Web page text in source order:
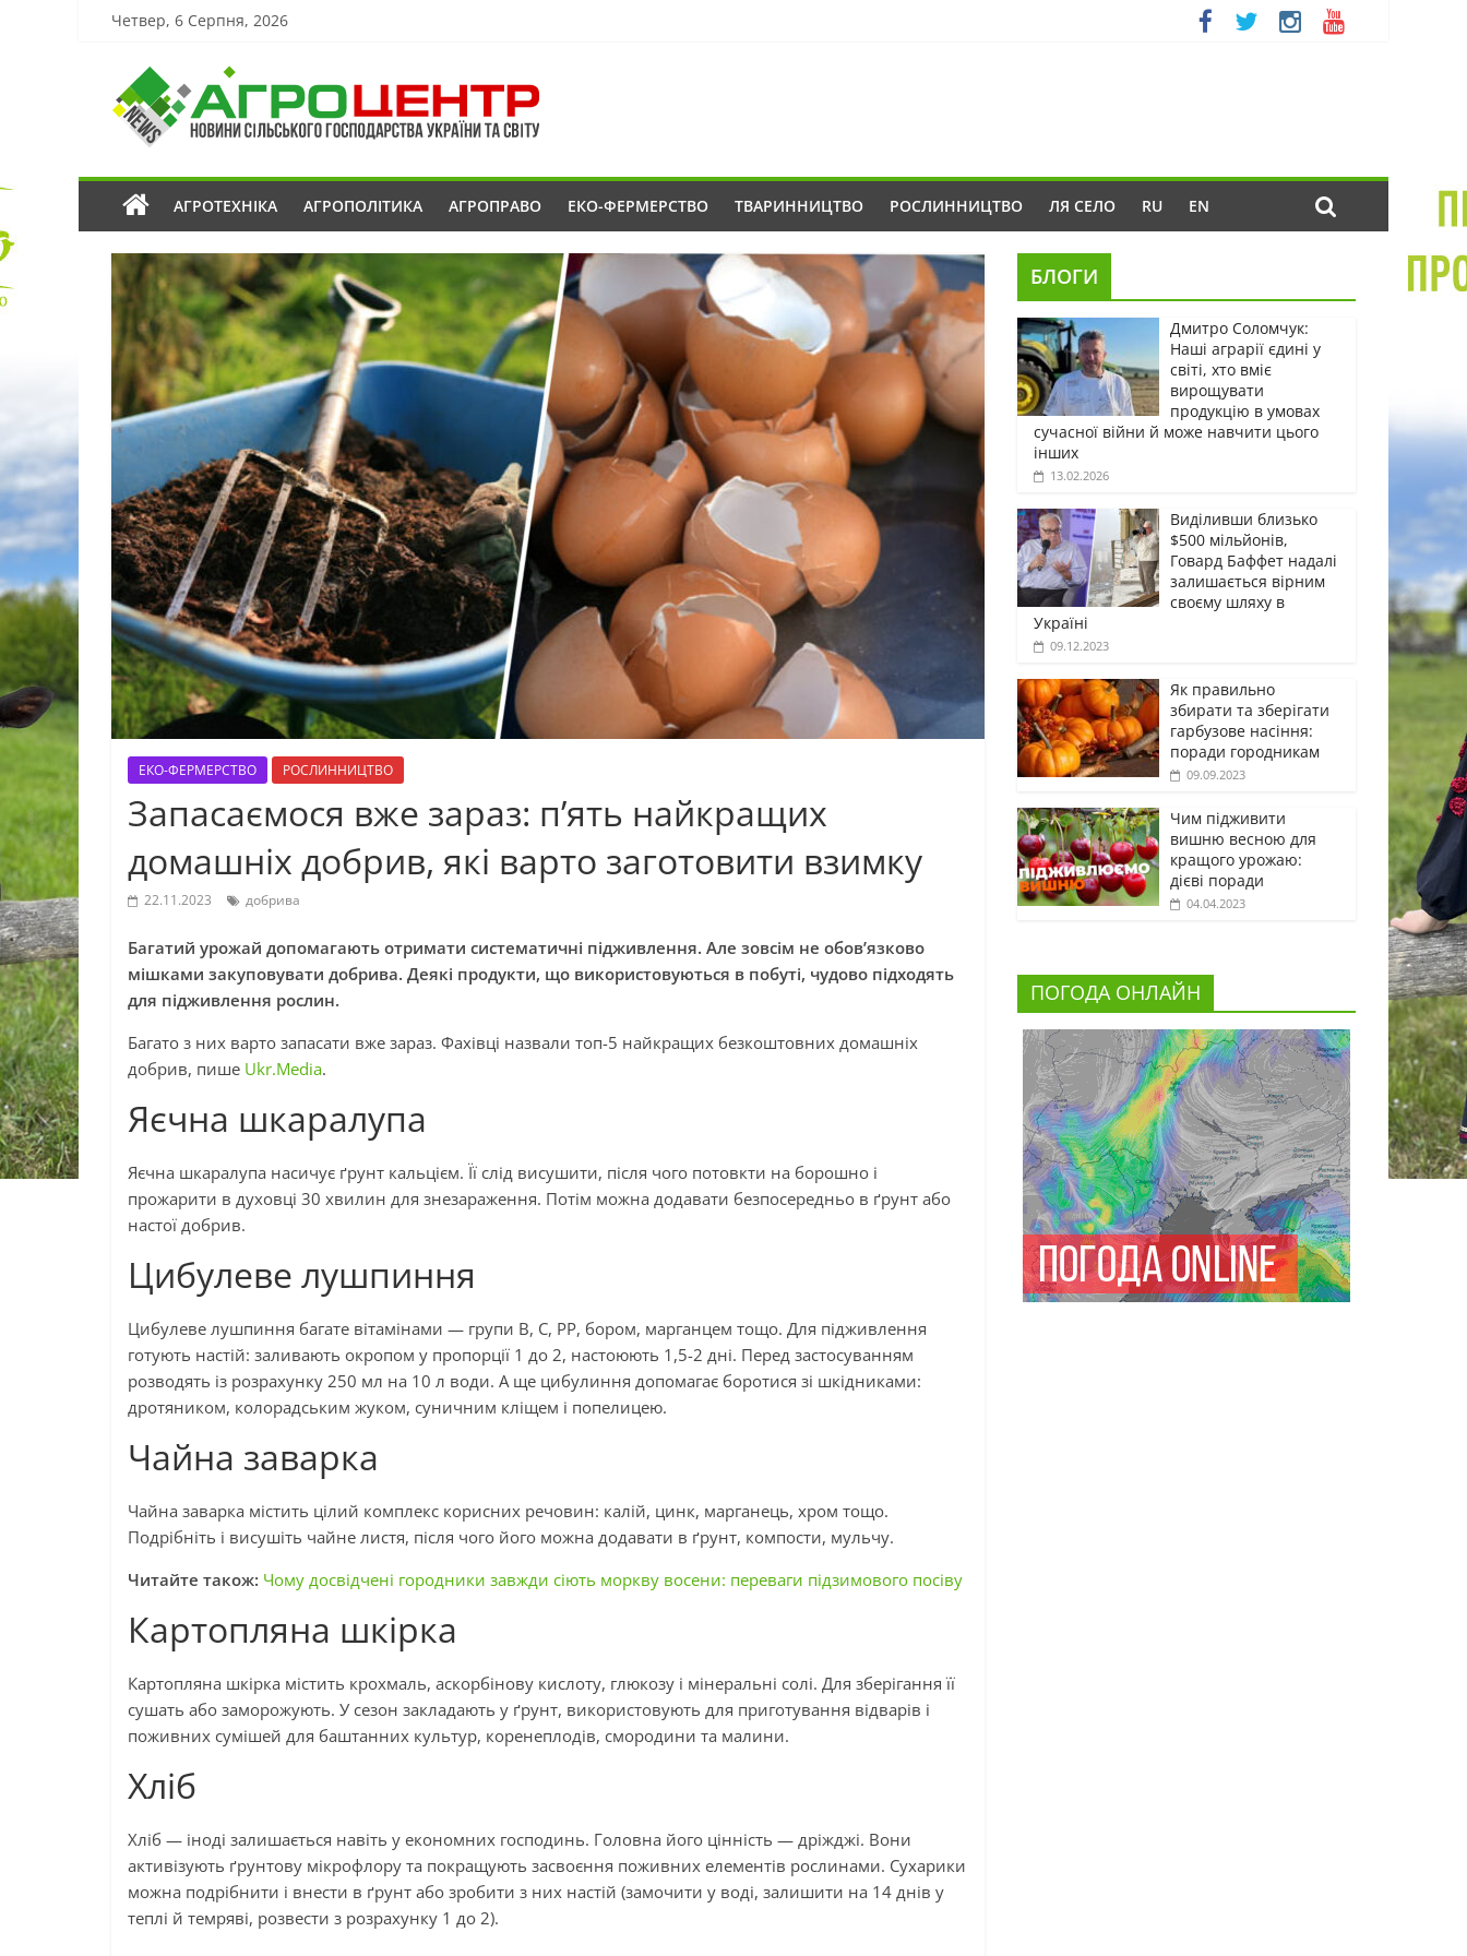
Четвер, 6 Серпня, 2026
АГРОТЕХНІКА АГРОПОЛІТИКА АГРОПРАВО ЕКО-ФЕРМЕРСТВО ТВАРИННИЦТВО РОСЛИННИЦТВО ЛЯ СЕЛО RU EN
ЕКО-ФЕРМЕРСТВО РОСЛИННИЦТВО
Запасаємося вже зараз: п’ять найкращих
домашніх добрив, які варто заготовити взимку
22.11.2023 добрива
Багатий урожай допомагають отримати систематичні підживлення. Але зовсім не обов’язково
мішками закуповувати добрива. Деякі продукти, що використовуються в побуті, чудово підходять
для підживлення рослин.
Багато з них варто запасати вже зараз. Фахівці назвали топ-5 найкращих безкоштовних домашніх
добрив, пише Ukr.Media.
Яєчна шкаралупа
Яєчна шкаралупа насичує ґрунт кальцієм. Її слід висушити, після чого потовкти на борошно і
прожарити в духовці 30 хвилин для знезараження. Потім можна додавати безпосередньо в ґрунт або
настої добрив.
Цибулеве лушпиння
Цибулеве лушпиння багате вітамінами — групи B, C, PP, бором, марганцем тощо. Для підживлення
готують настій: заливають окропом у пропорції 1 до 2, настоюють 1,5-2 дні. Перед застосуванням
розводять із розрахунку 250 мл на 10 л води. А ще цибулиння допомагає боротися зі шкідниками:
дротяником, колорадським жуком, суничним кліщем і попелицею.
Чайна заварка
Чайна заварка містить цілий комплекс корисних речовин: калій, цинк, марганець, хром тощо.
Подрібніть і висушіть чайне листя, після чого його можна додавати в ґрунт, компости, мульчу.
Читайте також: Чому досвідчені городники завжди сіють моркву восени: переваги підзимового посіву
Картопляна шкірка
Картопляна шкірка містить крохмаль, аскорбінову кислоту, глюкозу і мінеральні солі. Для зберігання її
сушать або заморожують. У сезон закладають у ґрунт, використовують для приготування відварів і
поживних сумішей для баштанних культур, коренеплодів, смородини та малини.
Хліб
Хліб — іноді залишається навіть у економних господинь. Головна його цінність — дріжджі. Вони
активізують ґрунтову мікрофлору та покращують засвоєння поживних елементів рослинами. Сухарики
можна подрібнити і внести в ґрунт або зробити з них настій (замочити у воді, залишити на 14 днів у
теплі й темряві, розвести з розрахунку 1 до 2).
БЛОГИ
Дмитро Соломчук:
Наші аграрії єдині у
світі, хто вміє
вирощувати
продукцію в умовах
сучасної війни й може навчити цього
інших
13.02.2026
Виділивши близько
$500 мільйонів,
Говард Баффет надалі
залишається вірним
своєму шляху в
Україні
09.12.2023
Як правильно
збирати та зберігати
гарбузове насіння:
поради городникам
09.09.2023
Чим підживити
вишню весною для
кращого урожаю:
дієві поради
04.04.2023
ПОГОДА ОНЛАЙН